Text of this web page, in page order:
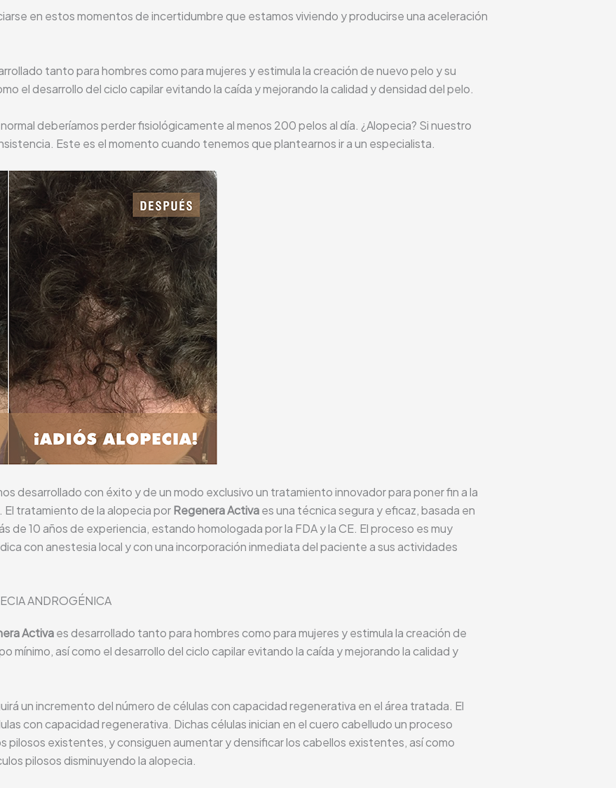
en estos momentos de incertidumbre que estamos viviendo y producirse una aceleración
tanto para hombres como para mujeres y estimula la creación de nuevo pelo y su
el desarrollo del ciclo capilar evitando la caída y mejorando la calidad y densidad del pelo.
deberíamos perder fisiológicamente al menos 200 pelos al día. ¿Alopecia? Si nuestro
Este es el momento cuando tenemos que plantearnos ir a un especialista.
desarrollado con éxito y de un modo exclusivo un tratamiento innovador para poner fin a la
tratamiento de la alopecia porRegenera Activaes una técnica segura y eficaz, basada en
de 10 años de experiencia, estando homologada por la FDA y la CE. El proceso es muy
con anestesia local y con una incorporación inmediata del paciente a sus actividades
ANDROGÉNICA
Activaes desarrollado tanto para hombres como para mujeres y estimula la creación de
mínimo, así como el desarrollo del ciclo capilar evitando la caída y mejorando la calidad y
un incremento del número de células con capacidad regenerativa en el área tratada. El
con capacidad regenerativa. Dichas células inician en el cuero cabelludo un proceso
pilosos existentes, y consiguen aumentar y densificar los cabellos existentes, así como
pilosos disminuyendo la alopecia.